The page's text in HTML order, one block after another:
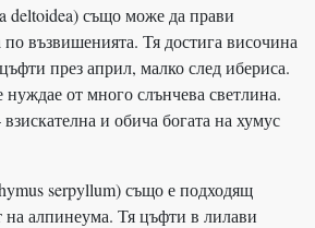
deltoidea) също може да прави
възвишенията. Тя достига височина
през април, малко след ибериса.
от много слънчева светлина.
и обича богата на хумус
serpyllum) също е подходящ
на алпинеума. Тя цъфти в лилави